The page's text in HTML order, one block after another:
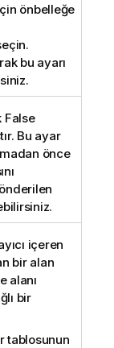
önbelleğe
bu ayarı
False
Bu ayar
önce
içeren
bir alan
alanı
bir
tablosunun